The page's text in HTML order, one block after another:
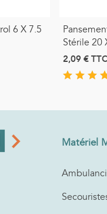
6 X 7.5
Stérile 20
2,09 €TTC
Matériel